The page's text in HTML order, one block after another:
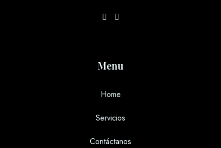
Menu
Home
Servicios
Contáctanos
0